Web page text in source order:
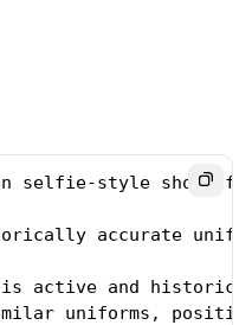
selfie-style shot of
accurate
active and
uniforms,